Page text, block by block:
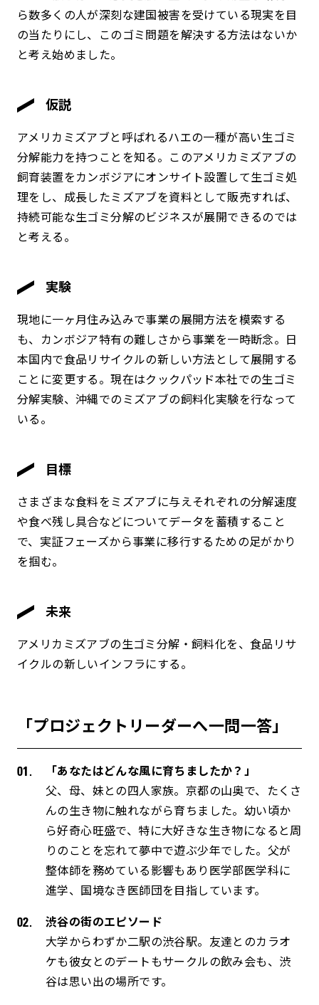
ら数多くの人が深刻な建国被害を受けている現実を目
の当たりにし、このゴミ問題を解決する方法はないか
と考え始めました。
仮説
アメリカミズアブと呼ばれるハエの一種が高い生ゴミ
分解能力を持つことを知る。このアメリカミズアブの
飼育装置をカンボジアにオンサイト設置して生ゴミ処
理をし、成長したミズアブを資料として販売すれば、
持続可能な生ゴミ分解のビジネスが展開できるのでは
と考える。
実験
現地に一ヶ月住み込みで事業の展開方法を模索する
も、カンボジア特有の難しさから事業を一時断念。日
本国内で食品リサイクルの新しい方法として展開する
ことに変更する。現在はクックパッド本社での生ゴミ
分解実験、沖縄でのミズアブの飼料化実験を行なって
いる。
目標
さまざまな食料をミズアブに与えそれぞれの分解速度
や食べ残し具合などについてデータを蓄積すること
で、実証フェーズから事業に移行するための足がかり
を掴む。
未来
アメリカミズアブの生ゴミ分解・飼料化を、食品リサ
イクルの新しいインフラにする。
「プロジェクトリーダーへ一問一答」
「あなたはどんな風に育ちましたか？」
父、母、妹との四人家族。京都の山奥で、たくさ
んの生き物に触れながら育ちました。幼い頃か
ら好奇心旺盛で、特に大好きな生き物になると周
りのことを忘れて夢中で遊ぶ少年でした。父が
整体師を務めている影響もあり医学部医学科に
進学、国境なき医師団を目指しています。
渋谷の街のエピソード
大学からわずか二駅の渋谷駅。友達とのカラオ
ケも彼女とのデートもサークルの飲み会も、渋
谷は思い出の場所です。